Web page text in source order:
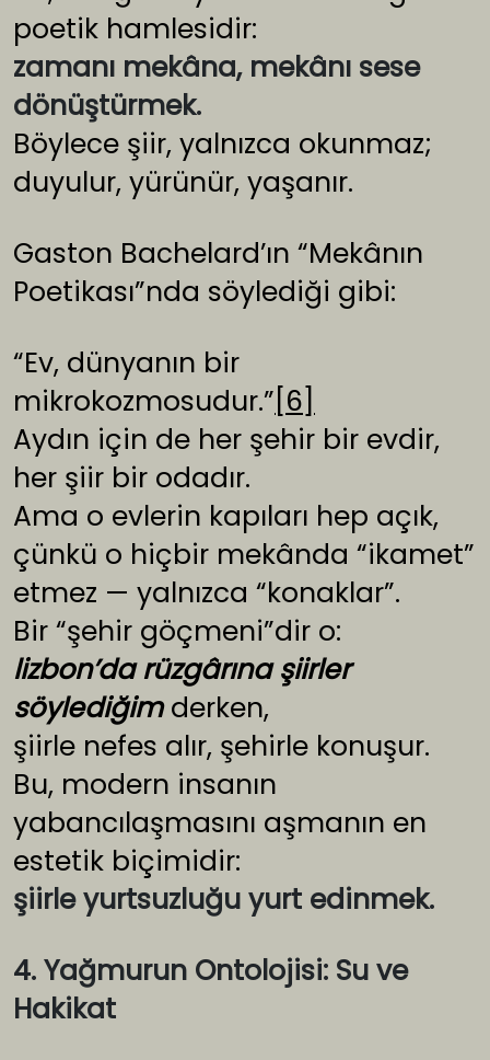
poetik hamlesidir:
zamanı mekâna, mekânı sese
dönüştürmek.
Böylece şiir, yalnızca okunmaz;
duyulur, yürünür, yaşanır.
Gaston Bachelard’ın “Mekânın
Poetikası”nda söylediği gibi:
“Ev, dünyanın bir
mikrokozmosudur.” [6]
Aydın için de her şehir bir evdir,
her şiir bir odadır.
Ama o evlerin kapıları hep açık,
çünkü o hiçbir mekânda “ikamet”
etmez — yalnızca “konaklar”.
Bir “şehir göçmeni”dir o:
lizbon’da rüzgârına şiirler
söylediğimderken,
şiirle nefes alır, şehirle konuşur.
Bu, modern insanın
yabancılaşmasını aşmanın en
estetik biçimidir:
şiirle yurtsuzluğu yurt edinmek.
4. Yağmurun Ontolojisi: Su ve
Hakikat